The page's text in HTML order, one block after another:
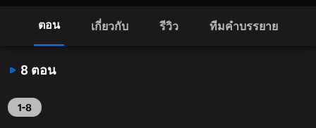
ตอน เกี่ยวกับ รีวิว ทีมคำบรรยาย
8 ตอน
1-8